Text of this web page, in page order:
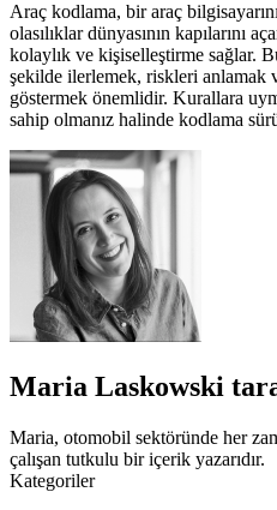
Araç kodlama, bir araç
olasılıklar dünyasının kapılarını
kolaylık ve kişiselleştirme sağlar.
şekilde ilerlemek, riskleri anlamak
göstermek önemlidir. Kurallara
sahip olmanız halinde kodlama
Maria Laskowski
Maria, otomobil sektöründe her
çalışan tutkulu bir içerik yazarıdır.
Kategoriler